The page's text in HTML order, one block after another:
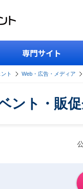
専門サイト
ト Web・広告・メディア
ント・販